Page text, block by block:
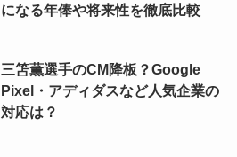
になる年俸や将来性を徹底比較
三笘薫選手のCM降板？Google
Pixel・アディダスなど人気企業の
対応は？